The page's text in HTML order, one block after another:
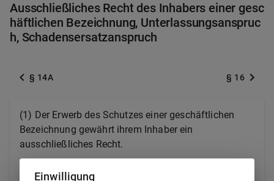
Ausschließliches Recht des Inhabers einer gesc
häftlichen Bezeichnung, Unterlassungsanspruc
h, Schadensersatzanspruch
§ 14A § 16
(1) Der Erwerb des Schutzes einer geschäftlichen
Bezeichnung gewährt ihrem Inhaber ein
ausschließliches Recht.
Einwilligung